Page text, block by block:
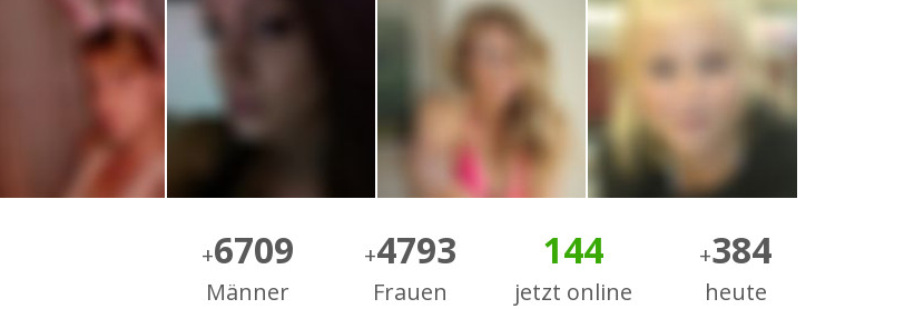
+6709
Männer
+4793
Frauen
144
jetzt online
+384
heute